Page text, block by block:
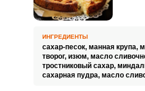
ИНГРЕДИЕНТЫ
сахар-песок, манная крупа,
творог, изюм, масло
тростниковый сахар,
сахарная пудра, масло